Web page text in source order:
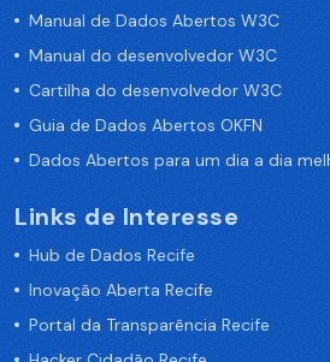
Manual de Dados Abertos W3C
Manual do desenvolvedor W3C
Cartilha do desenvolvedor W3C
Guia de Dados Abertos OKFN
Dados Abertos para um dia a dia
Links de Interesse
Hub de Dados Recife
Inovação Aberta Recife
Portal da Transparência Recife